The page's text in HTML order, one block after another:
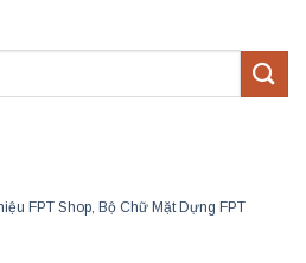
FPT Shop, Bộ Chữ Mặt Dựng FPT